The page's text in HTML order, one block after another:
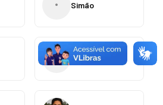
• Simão
• Acácio